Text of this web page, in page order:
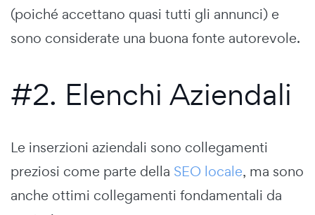
(poiché accettano quasi tutti gli annunci) e
sono considerate una buona fonte autorevole.
#2. Elenchi Aziendali
Le inserzioni aziendali sono collegamenti
preziosi come parte della SEO locale, ma sono
anche ottimi collegamenti fondamentali da